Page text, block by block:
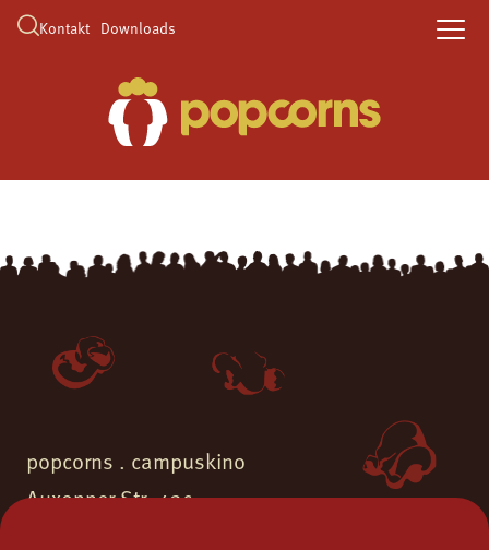
Kontakt Downloads
popcorns . campuskino
Auxonner Str. 43c